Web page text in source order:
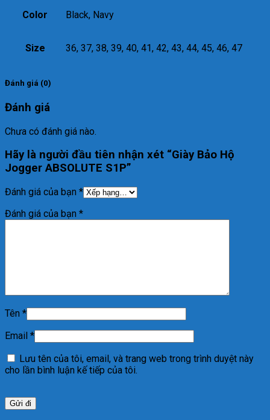
Color Black, Navy
Size 36, 37, 38, 39, 40, 41, 42, 43, 44, 45, 46, 47
Đánh giá (0)
Đánh giá
Chưa có đánh giá nào.
Hãy là người đầu tiên nhận xét “Giày Bảo Hộ
Jogger ABSOLUTE S1P”
Đánh giá của bạn *
Đánh giá của bạn *
Tên *
Email *
Lưu tên của tôi, email, và trang web trong trình duyệt này
cho lần bình luận kế tiếp của tôi.